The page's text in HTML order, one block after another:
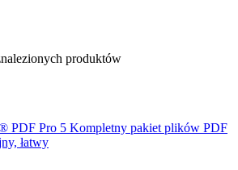
produktów
PDF Pro 5 Kompletny pakiet plików PDF
łatwy